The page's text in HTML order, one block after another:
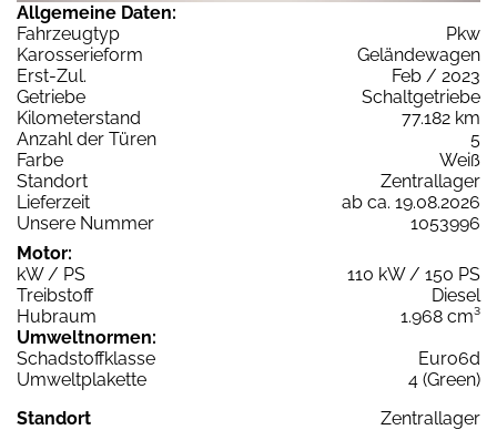
Allgemeine Daten:
Fahrzeugtyp
Pkw
Karosserieform
Geländewagen
Erst-Zul.
Feb / 2023
Getriebe
Schaltgetriebe
Kilometerstand
77.182 km
Anzahl der Türen
5
Farbe
Weiß
Standort
Zentrallager
Lieferzeit
ab ca. 19.08.2026
Unsere Nummer
1053996
Motor:
kW / PS
110 kW / 150 PS
Treibstoff
Diesel
Hubraum
1.968 cm³
Umweltnormen:
Schadstoffklasse
Euro6d
Umweltplakette
4 (Green)
Standort
Zentrallager